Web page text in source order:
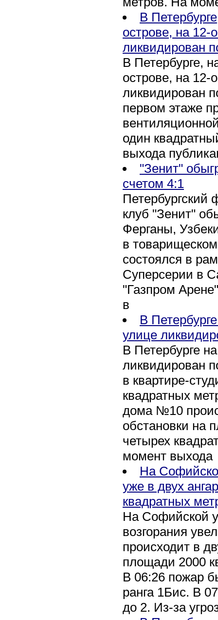
В
острове, на 12-
ликвидирован
В Петербурге,
острове, на 12-
ликвидирован
первом этаже
один
выхода
"Зенит"
счетом 4:1
Петербургский
клуб "Зенит"
Ферганы,
в
состоялся в
Суперсерии в
"Газпром
в
В
улице
В Петербурге
ликвидирован
в квартире-
квадратных
дома №10
обстановки на
четырех
момент выхода
На
уже в двух
квадратных
На Софийской
возгорания
происходит в
площади 2000
В 06:26 пожар
ранга 1Бис. В
до 2. Из-за